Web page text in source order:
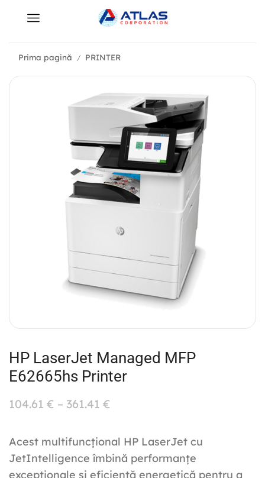
Prima pagină / PRINTER
HP LaserJet Managed MFP
E62665hs Printer
104.61 € – 361.41 €
Acest multifuncțional HP LaserJet cu
JetIntelligence îmbină performanțe
excepționale și eficiență energetică pentru a